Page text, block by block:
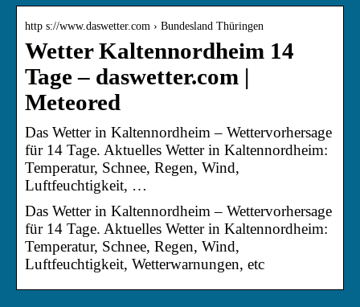
http s://www.daswetter.com › Bundesland Thüringen
Wetter Kaltennordheim 14
Tage – daswetter.com |
Meteored
Das Wetter in Kaltennordheim – Wettervorhersage
für 14 Tage. Aktuelles Wetter in Kaltennordheim:
Temperatur, Schnee, Regen, Wind,
Luftfeuchtigkeit, …
Das Wetter in Kaltennordheim – Wettervorhersage
für 14 Tage. Aktuelles Wetter in Kaltennordheim:
Temperatur, Schnee, Regen, Wind,
Luftfeuchtigkeit, Wetterwarnungen, etc